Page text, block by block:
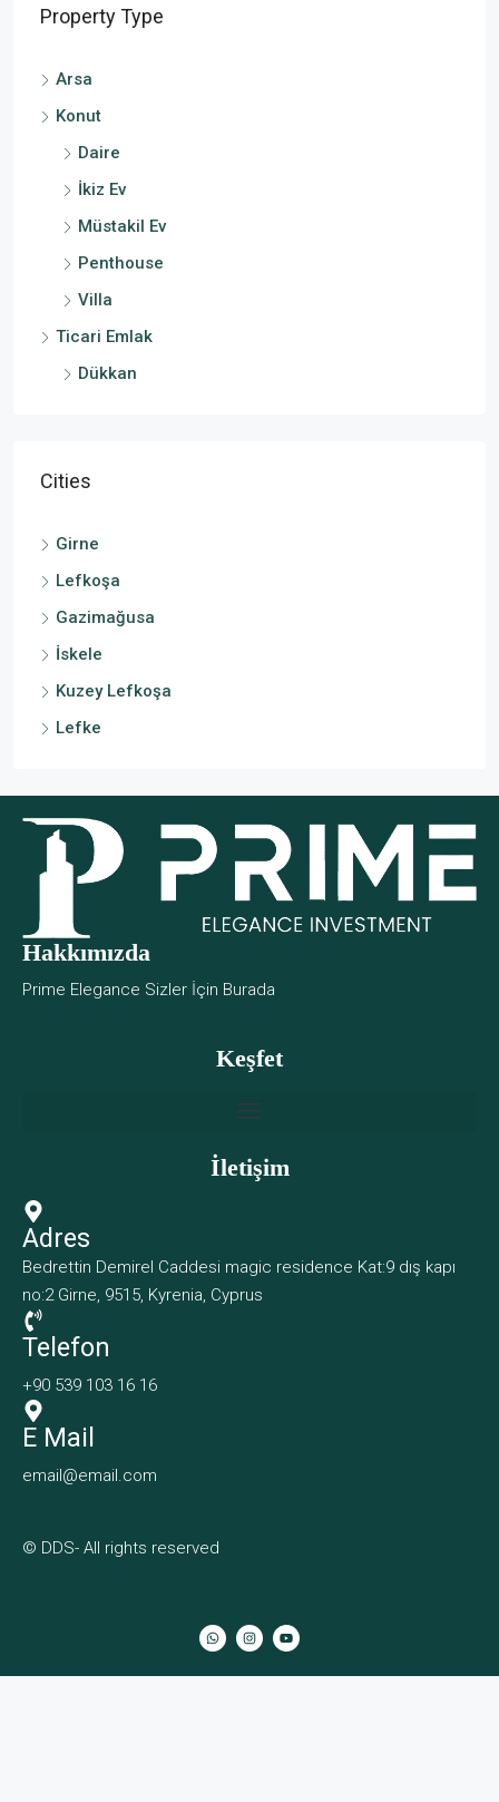
Property Type
Arsa
Konut
Daire
İkiz Ev
Müstakil Ev
Penthouse
Villa
Ticari Emlak
Dükkan
Cities
Girne
Lefkoşa
Gazimağusa
İskele
Kuzey Lefkoşa
Lefke
Hakkımızda
Prime Elegance Sizler İçin Burada
Keşfet
İletişim
Adres
Bedrettin Demirel Caddesi magic residence Kat:9 dış kapı
no:2 Girne, 9515, Kyrenia, Cyprus
Telefon
+90 539 103 16 16
E Mail
email@email.com
© DDS- All rights reserved